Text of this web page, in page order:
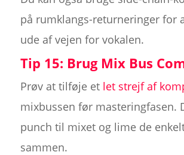
på rumklangs-returneringer for
ude af vejen for vokalen.
Tip 15: Brug Mix Bus
Prøv at tilføje et let strejf af
mixbussen før masteringfasen.
punch til mixet og lime de
sammen.